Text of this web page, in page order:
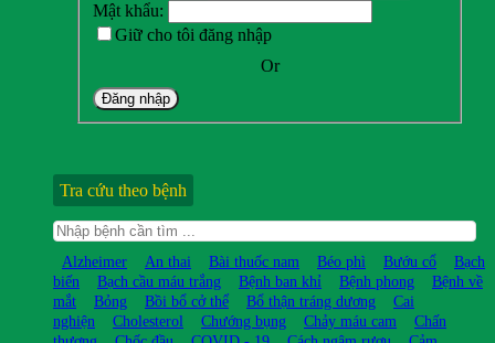
Mật khẩu:
Giữ cho tôi đăng nhập
Or
Đăng nhập
Tra cứu theo bệnh
Alzheimer An thai Bài thuốc nam Béo phì Bướu cổ
Bạch
biến
Bạch cầu máu trắng Bệnh ban khỉ Bệnh phong
Bệnh về
mắt
Bỏng Bồi bổ cở thể Bổ thận tráng dương
Cai
nghiện
Cholesterol Chướng bụng Chảy máu cam
Chấn